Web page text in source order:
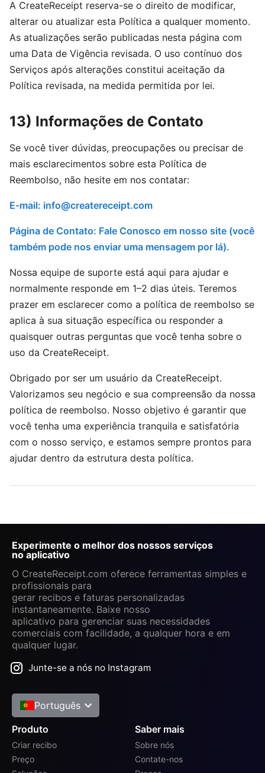
A CreateReceipt reserva-se o direito de modificar,
alterar ou atualizar esta Política a qualquer momento.
As atualizações serão publicadas nesta página com
uma Data de Vigência revisada. O uso contínuo dos
Serviços após alterações constitui aceitação da
Política revisada, na medida permitida por lei.
13) Informações de Contato
Se você tiver dúvidas, preocupações ou precisar de
mais esclarecimentos sobre esta Política de
Reembolso, não hesite em nos contatar:
E-mail: info@createreceipt.com
Página de Contato: Fale Conosco em nosso site (você
também pode nos enviar uma mensagem por lá).
Nossa equipe de suporte está aqui para ajudar e
normalmente responde em 1–2 dias úteis. Teremos
prazer em esclarecer como a política de reembolso se
aplica à sua situação específica ou responder a
quaisquer outras perguntas que você tenha sobre o
uso da CreateReceipt.
Obrigado por ser um usuário da CreateReceipt.
Valorizamos seu negócio e sua compreensão da nossa
política de reembolso. Nosso objetivo é garantir que
você tenha uma experiência tranquila e satisfatória
com o nosso serviço, e estamos sempre prontos para
ajudar dentro da estrutura desta política.
Experimente o melhor dos nossos serviços
no aplicativo
O CreateReceipt.com oferece ferramentas simples e
profissionais para
gerar recibos e faturas personalizadas
instantaneamente. Baixe nosso
aplicativo para gerenciar suas necessidades
comerciais com facilidade, a qualquer hora e em
qualquer lugar.
Junte-se a nós no Instagram
Português
Produto
Criar recibo
Preço
Saber mais
Sobre nós
Contate-nos